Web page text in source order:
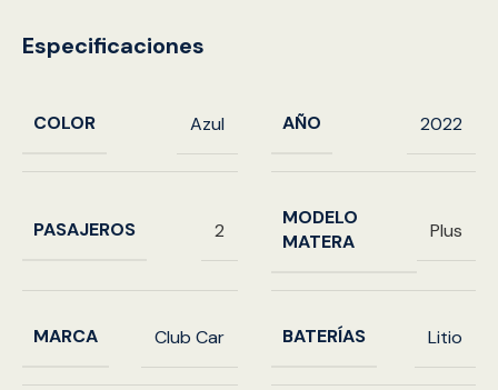
Especificaciones
COLOR Azul AÑO 2022
PASAJEROS 2
MODELO
MATERA
Plus
MARCA Club Car BATERÍAS Litio